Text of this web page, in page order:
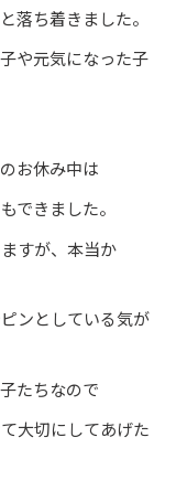
落ち着きました。
や元気になった子
お休み中は
できました。
すが、本当か
ンとしている気が
たちなので
大切にしてあげた